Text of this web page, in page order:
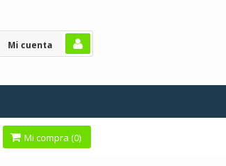
Mi cuenta
Mi compra (0)